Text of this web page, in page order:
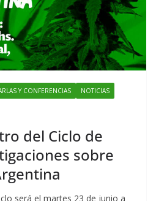
Y CONFERENCIAS NOTICIAS
del Ciclo de
sobre
será el martes 23 de junio a